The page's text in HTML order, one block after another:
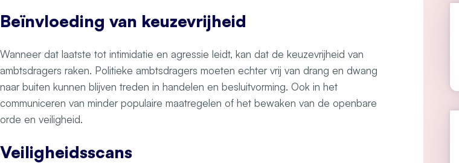
Beïnvloeding van keuzevrijheid
Wanneer dat laatste tot intimidatie en agressie leidt, kan dat de keuzevrijheid van
ambtsdragers raken. Politieke ambtsdragers moeten echter vrij van drang en dwang
naar buiten kunnen blijven treden in handelen en besluitvorming. Ook in het
communiceren van minder populaire maatregelen of het bewaken van de openbare
orde en veiligheid.
Veiligheidsscans